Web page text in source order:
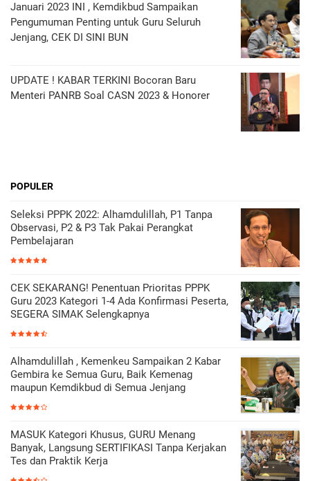
Januari 2023 INI , Kemdikbud Sampaikan
Pengumuman Penting untuk Guru Seluruh
Jenjang, CEK DI SINI BUN
UPDATE ! KABAR TERKINI Bocoran Baru
Menteri PANRB Soal CASN 2023 & Honorer
POPULER
Seleksi PPPK 2022: Alhamdulillah, P1 Tanpa
Observasi, P2 & P3 Tak Pakai Perangkat
Pembelajaran
CEK SEKARANG! Penentuan Prioritas PPPK
Guru 2023 Kategori 1-4 Ada Konfirmasi Peserta,
SEGERA SIMAK Selengkapnya
Alhamdulillah , Kemenkeu Sampaikan 2 Kabar
Gembira ke Semua Guru, Baik Kemenag
maupun Kemdikbud di Semua Jenjang
MASUK Kategori Khusus, GURU Menang
Banyak, Langsung SERTIFIKASI Tanpa Kerjakan
Tes dan Praktik Kerja